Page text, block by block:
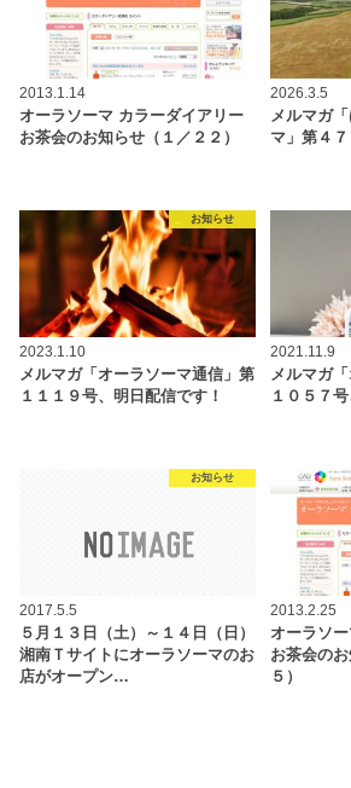
2013.1.14
オーラソーマ カラーダイアリー
お茶会のお知らせ（１／２２）
2026.3.5
メルマガ
マ」第４
お知らせ
2023.1.10
メルマガ「オーラソーマ通信」第
１１１９号、明日配信です！
2021.11.9
メルマガ
１０５７
お知らせ
2017.5.5
５月１３日（土）～１４日（日）
湘南Ｔサイトにオーラソーマのお
店がオープン…
2013.2.25
オーラソ
お茶会の
５）